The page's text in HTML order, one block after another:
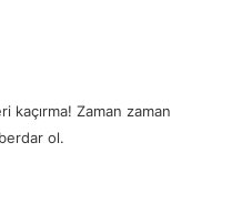
kaçırma! Zaman zaman
ol.